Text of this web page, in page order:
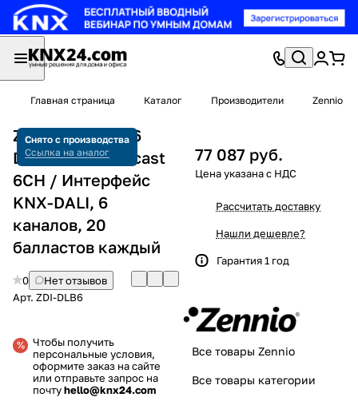
Главная страница Каталог Производители Zennio
Снято с производства
Ссылка на аналог
Zennio ZDI-DLB6
DALIBOX Broadcast
6CH / Интерфейс
KNX-DALI, 6
каналов, 20
балластов каждый
0
Нет отзывов
Арт. ZDI-DLB6
Чтобы получить
персональные условия,
оформите заказ на сайте
или отправьте запрос на
почтуhello@knx24.com
77 087 руб.
Рассчитать доставку
Нашли дешевле?
Гарантия 1 год
Все товары Zennio
Все товары категории